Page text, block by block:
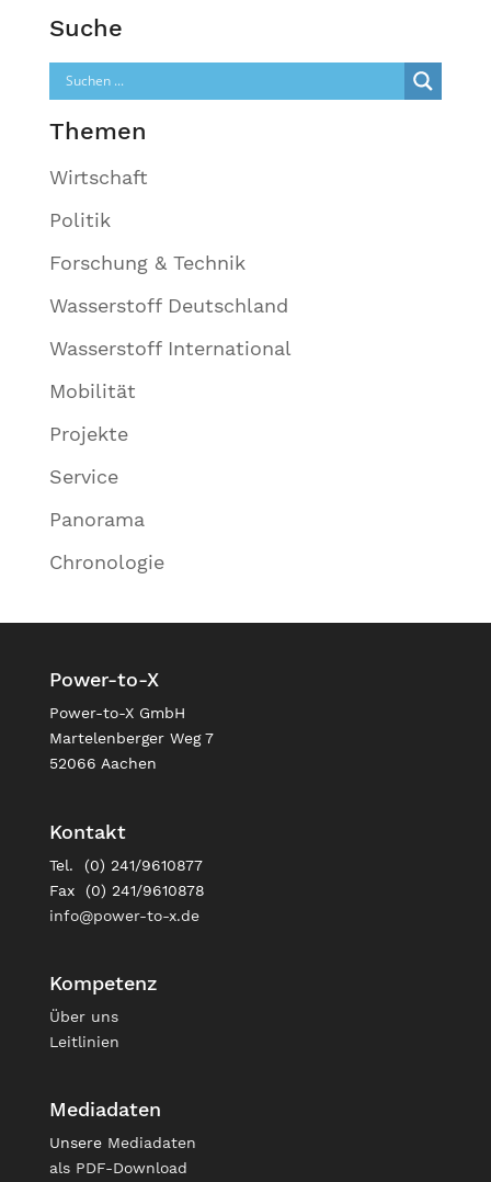
Suche
Themen
Wirtschaft
Politik
Forschung & Technik
Wasserstoff Deutschland
Wasserstoff International
Mobilität
Projekte
Service
Panorama
Chronologie
Power-to-X
Power-to-X GmbH
Martelenberger Weg 7
52066 Aachen
Kontakt
Tel. (0) 241/9610877
Fax (0) 241/9610878
info@power-to-x.de
Kompetenz
Über uns
Leitlinien
Mediadaten
Unsere Mediadaten
als PDF-Download